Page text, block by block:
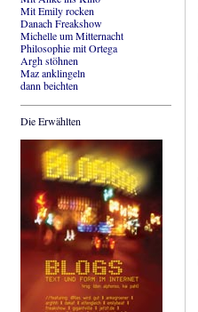
Mit Emily rocken
Danach Freakshow
Michelle um Mitternacht
Philosophie mit Ortega
Argh stöhnen
Maz anklingeln
dann beichten
Die Erwählten